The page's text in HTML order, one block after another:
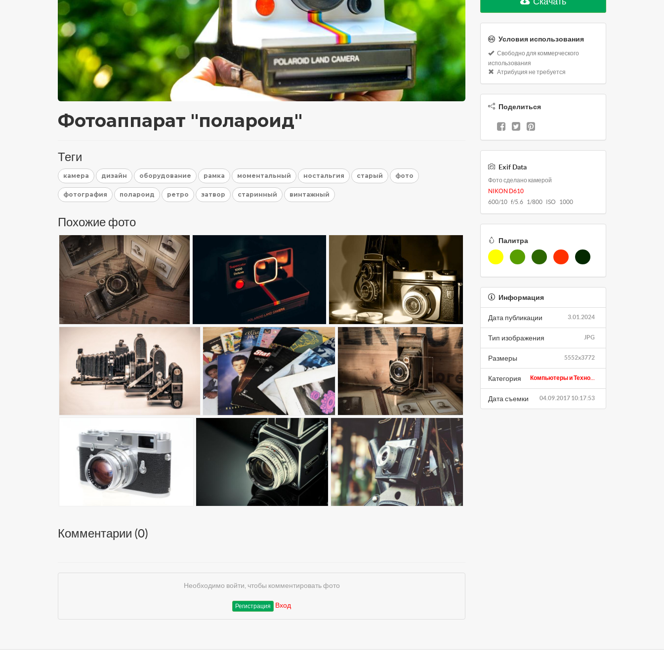
Фотоаппарат "полароид"
Теги
камера дизайн оборудование рамка моментальный ностальгия старый фото
фотография полароид ретро затвор старинный винтажный
Похожие фото
Комментарии (0)
Необходимо войти, чтобы комментировать фото
Регистрация Вход
Условия использования
Свободно для коммерческого
использования
Атрибуция не требуется
Поделиться
Exif Data
Фото сделано камерой
NIKON D610
600/10 f/5.6 1/800 ISO 1000
Палитра
Информация
3.01.2024
Дата публикации
JPG
Тип изображения
5552x3772
Размеры
Компьютеры и Техно...
Категория
04.09.2017 10:17:53
Дата съемки